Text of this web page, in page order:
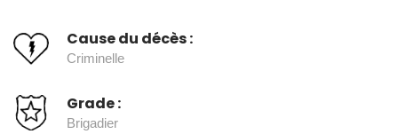
Cause du décès :
Criminelle
Grade :
Brigadier